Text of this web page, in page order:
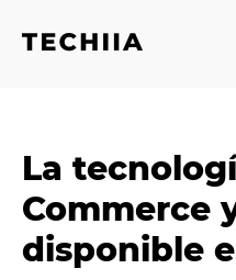
La
Commerce
disponible